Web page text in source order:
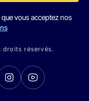
vous acceptez nos
droits réservés.